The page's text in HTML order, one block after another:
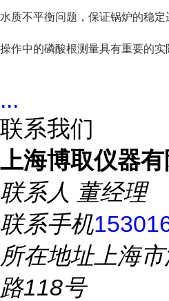
水质不平衡问题，保证锅炉的稳
操作中的磷酸根测量具有重要的实
...
联系我们
上海博取仪器有
联系人 董经理
联系手机
所在地址上海
路118号